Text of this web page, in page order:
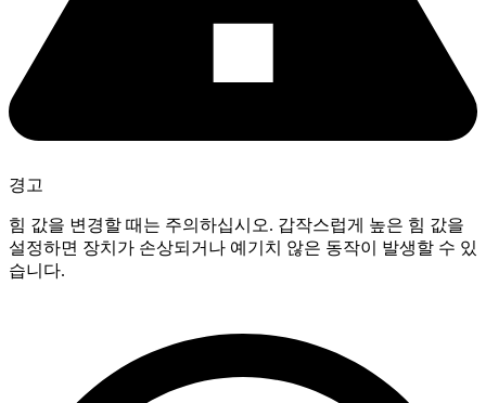
경고
힘 값을 변경할 때는 주의하십시오. 갑작스럽게 높은 힘 값을
설정하면 장치가 손상되거나 예기치 않은 동작이 발생할 수 있
습니다.